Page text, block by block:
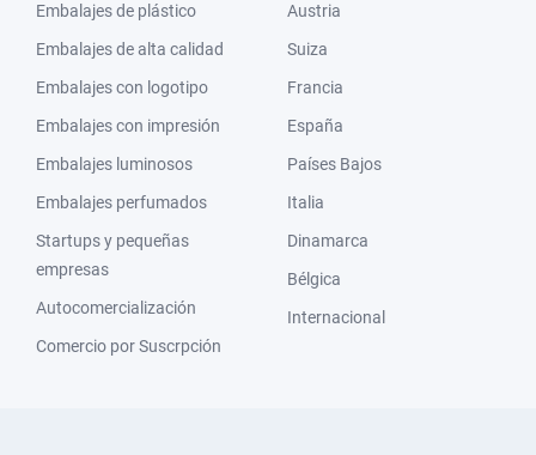
Embalajes de plástico
Embalajes de alta calidad
Embalajes con logotipo
Embalajes con impresión
Embalajes luminosos
Embalajes perfumados
Startups y pequeñas
empresas
Autocomercialización
Comercio por Suscrpción
Austria
Suiza
Francia
España
Países Bajos
Italia
Dinamarca
Bélgica
Internacional